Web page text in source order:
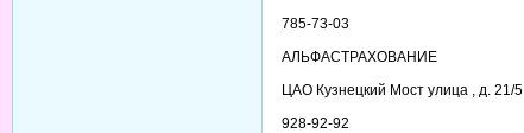
785-73-03
АЛЬФАСТРАХОВАНИЕ
ЦАО Кузнецкий Мост улица , д. 21/5
928-92-92